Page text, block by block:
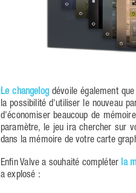
Le changelogdévoile également
la possibilité d'utiliser le nouveau
d'économiser beaucoup de
paramètre, le jeu ira chercher sur
dans la mémoire de votre carte
Enfin Valve a souhaité compléter la
a explosé :